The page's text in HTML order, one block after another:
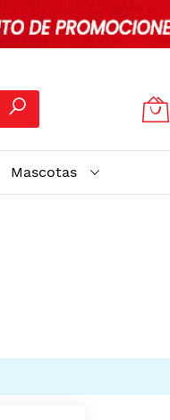
Mascotas